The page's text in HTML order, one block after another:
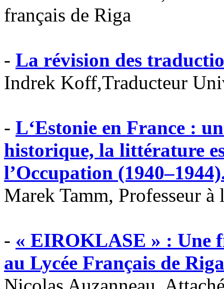
français de Riga
- La révision des
Indrek Koff,Traducteur
- L‘Estonie en France :
historique, la littérature
l’Occupation
Marek Tamm, Professeur à
- « EIROKLASE » : Une
au Lycée Français de Riga